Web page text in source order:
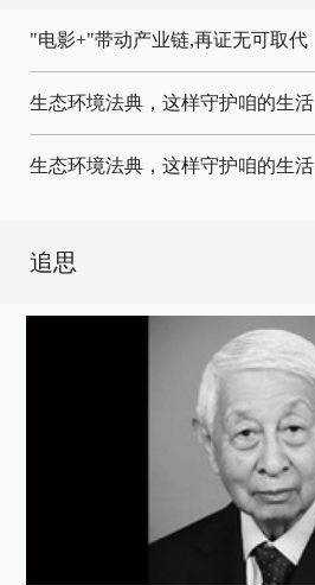
"电影+"带动产业链,再证无可取代
生态环境法典，这样守护咱的生活
生态环境法典，这样守护咱的生活
追思